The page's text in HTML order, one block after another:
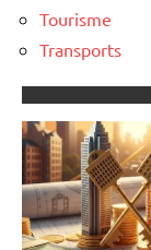
Tourisme
Transports